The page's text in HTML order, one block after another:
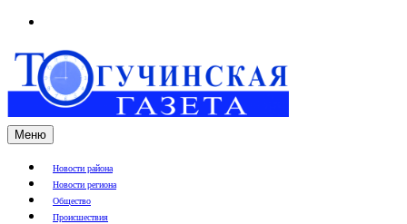
Меню
Новости района
Новости региона
Общество
Происшествия